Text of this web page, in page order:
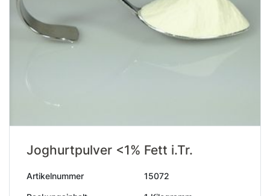
Joghurtpulver <1% Fett i.Tr.
Artikelnummer 15072